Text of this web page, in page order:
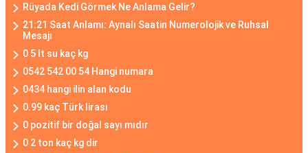
Rüyada Kedi Görmek Ne Anlama Gelir?
21:21 Saat Anlamı: Aynalı Saatin Numerolojik ve Ruhsal
Mesajı
0 5 lt su kaç kg
0542 542 00 54 Hangi numara
0434 hangi ilin alan kodu
0.99 kaç Türk lirası
0 pozitif bir doğal sayı mıdır
0 2 ton kaç kg dir